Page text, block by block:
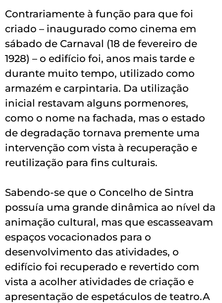
Contrariamente à função para que foi
criado – inaugurado como cinema em
sábado de Carnaval (18 de fevereiro de
1928) – o edifício foi, anos mais tarde e
durante muito tempo, utilizado como
armazém e carpintaria. Da utilização
inicial restavam alguns pormenores,
como o nome na fachada, mas o estado
de degradação tornava premente uma
intervenção com vista à recuperação e
reutilização para fins culturais.
Sabendo-se que o Concelho de Sintra
possuía uma grande dinâmica ao nível da
animação cultural, mas que escasseavam
espaços vocacionados para o
desenvolvimento das atividades, o
edifício foi recuperado e revertido com
vista a acolher atividades de criação e
apresentação de espetáculos de teatro.A